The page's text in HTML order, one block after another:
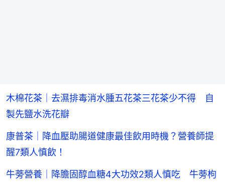
木棉花茶｜去濕排毒消水腫五花茶三花茶少不得 自
製先鹽水洗花瓣
康普茶｜降血壓助腸道健康最佳飲用時機？營養師提
醒7類人慎飲！
牛蒡營養｜降膽固醇血糖4大功效2類人慎吃 牛蒡枸